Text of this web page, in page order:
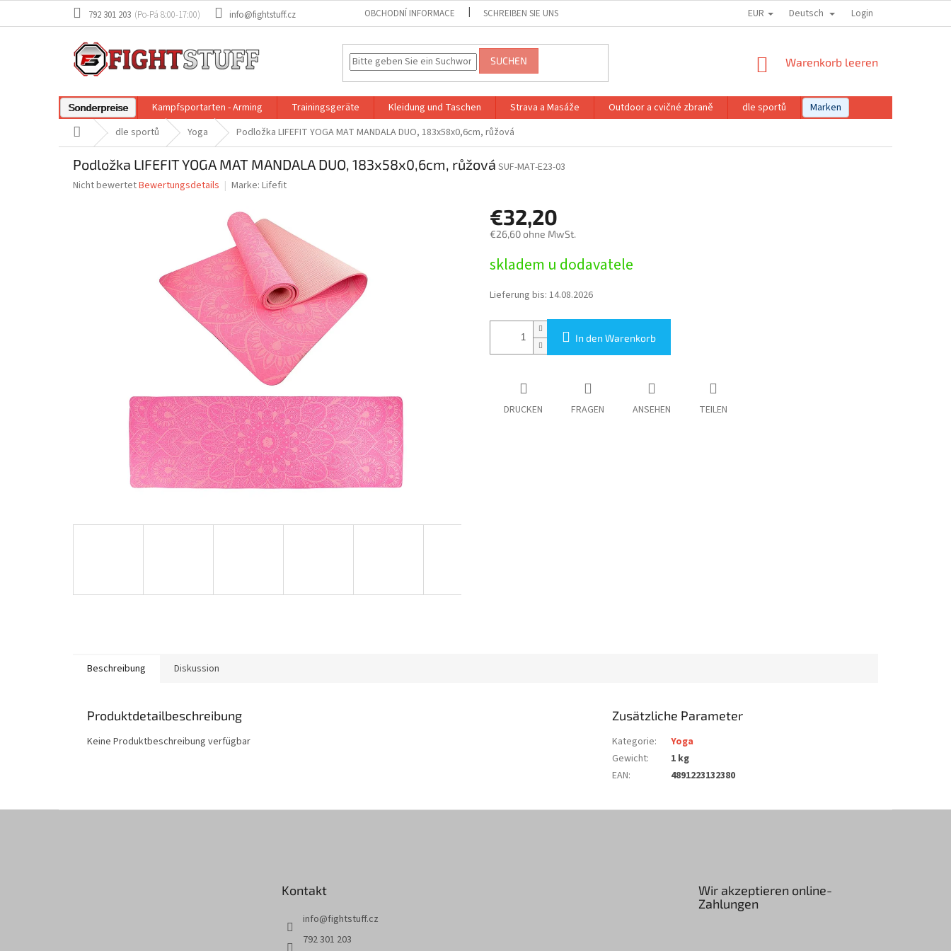
792 301 203 info@fightstuff.cz OBCHODNÍ INFORMACE SCHREIBEN SIE UNS EUR Deutsch Login
SUCHEN WARENKORB
Warenkorb leeren
Sonderpreise Kampfsportarten - Arming Trainingsgeräte Kleidung und Taschen Strava a Masáže Outdoor a cvičné zbraně dle sportů
Marken
Startseitedle sportů Yoga Podložka LIFEFIT YOGA MAT MANDALA DUO, 183x58x0,6cm, růžová
Podložka LIFEFIT YOGA MAT MANDALA DUO, 183x58x0,6cm, růžová SUF-MAT-E23-03
Die
Nicht bewertetBewertungsdetails Marke: Lifefit
€32,20
€26,60 ohne MwSt.
skladem u dodavatele
Lieferung bis: 14.08.2026
In den Warenkorb
DRUCKEN FRAGEN ANSEHEN TEILEN
Beschreibung Diskussion
Produktdetailbeschreibung
Keine Produktbeschreibung verfügbar
Zusätzliche Parameter
Kategorie:
Yoga
Gewicht:
1 kg
EAN: 4891223132380
Kontakt
info@fightstuff.cz
792 301 203
Wir akzeptieren online-
Zahlungen